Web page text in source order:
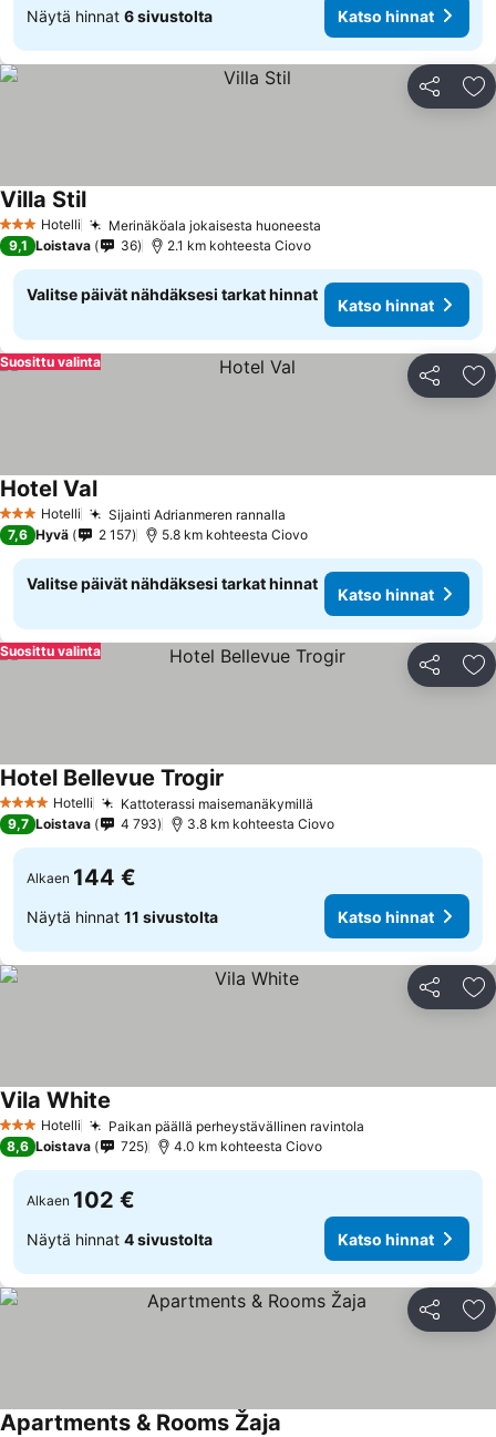
Näytä hinnat 6 sivustolta Katso hinnat
Jaa
3 Tähtiluokitus
Hotelli Merinäköala jokaisesta huoneesta
Villa Stil
9,1 Loistava 36 2.1 km kohteesta Ciovo
Valitse päivät nähdäksesi tarkat hinnat
Katso hinnat
Jaa
Suosittu valinta
3 Tähtiluokitus
Hotelli Sijainti Adrianmeren rannalla
Hotel Val
7,6 Hyvä 2 157 5.8 km kohteesta Ciovo
Valitse päivät nähdäksesi tarkat hinnat
Katso hinnat
Jaa
Suosittu valinta
4 Tähtiluokitus
Hotelli Kattoterassi maisemanäkymillä
Hotel Bellevue Trogir
9,7 Loistava 4 793 3.8 km kohteesta Ciovo
Alkaen 144 €
Näytä hinnat 11 sivustolta Katso hinnat
Jaa
3 Tähtiluokitus
Hotelli Paikan päällä perheystävällinen ravintola
Vila White
8,6 Loistava 725 4.0 km kohteesta Ciovo
Alkaen 102 €
Näytä hinnat 4 sivustolta Katso hinnat
Jaa
Apartments & Rooms Žaja